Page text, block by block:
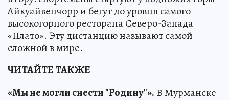
Айкуайвенчорр и бегут до уровня самого
высокогорного ресторана Северо-Запада
«Плато». Эту дистанцию называют самой
сложной в мире.
ЧИТАЙТЕ ТАКЖЕ
«Мы не могли снести "Родину"». В Мурманске